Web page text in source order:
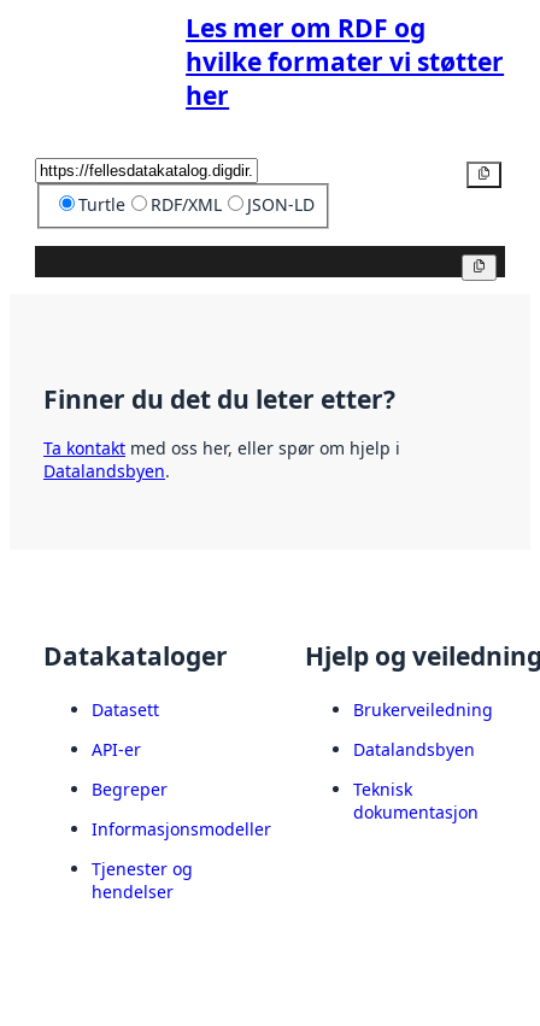
Les mer om RDF og
hvilke formater vi støtter
her
Turtle RDF/XML JSON-LD
Finner du det du leter etter?
Ta kontakt med oss her, eller spør om hjelp i
Datalandsbyen.
Datakataloger
Datasett
API-er
Begreper
Informasjonsmodeller
Tjenester og
hendelser
Hjelp og
Brukerveiledning
Datalandsbyen
Teknisk
dokumentasjon